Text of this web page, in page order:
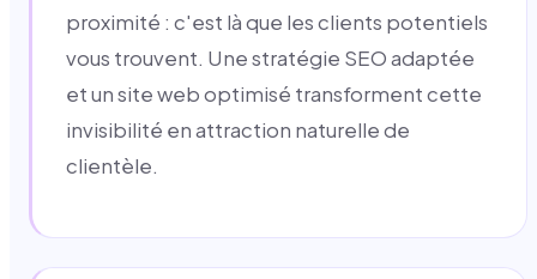
proximité : c'est là que les clients potentiels
vous trouvent. Une stratégie SEO adaptée
et un site web optimisé transforment cette
invisibilité en attraction naturelle de
clientèle.